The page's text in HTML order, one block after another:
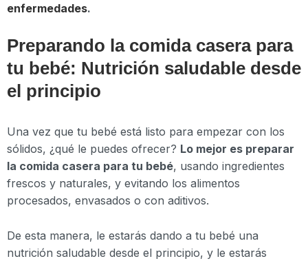
enfermedades.
Preparando la comida casera para
tu bebé: Nutrición saludable desde
el principio
Una vez que tu bebé está listo para empezar con los
sólidos, ¿qué le puedes ofrecer? Lo mejor es preparar
la comida casera para tu bebé, usando ingredientes
frescos y naturales, y evitando los alimentos
procesados, envasados o con aditivos.
De esta manera, le estarás dando a tu bebé una
nutrición saludable desde el principio, y le estarás